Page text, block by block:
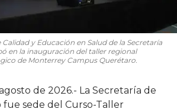
y Educación en Salud de la Secretaría
en la inauguración del taller regional
de Monterrey Campus Querétaro.
de 2026.- La Secretaría de
fue sede del Curso-Taller